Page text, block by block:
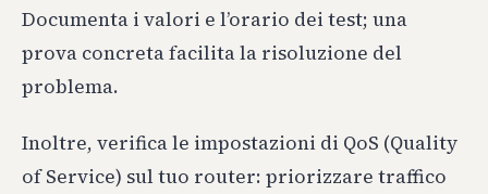
Documenta i valori e l’orario dei test; una
prova concreta facilita la risoluzione del
problema.
Inoltre, verifica le impostazioni di QoS (Quality
of Service) sul tuo router: priorizzare traffico